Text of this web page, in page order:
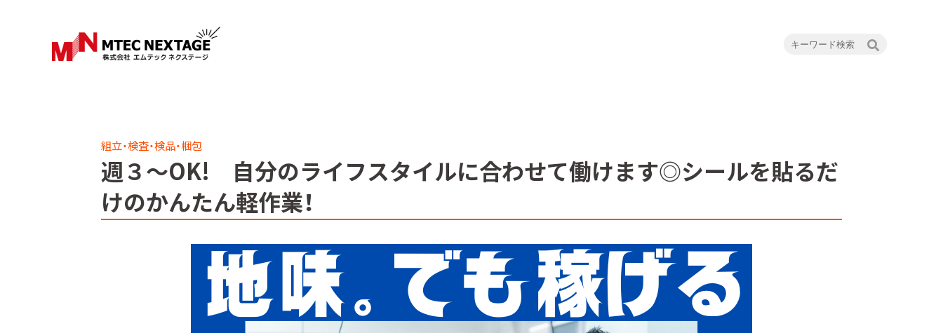
組立・検査・検品・梱包
週３～OK! 自分のライフスタイルに合わせて働けます◎シールを貼るだ
けのかんたん軽作業！